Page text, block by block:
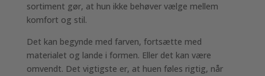
sortiment gør, at hun ikke behøver vælge mellem
komfort og stil.
Det kan begynde med farven, fortsætte med
materialet og lande i formen. Eller det kan være
omvendt. Det vigtigste er, at huen føles rigtig, når